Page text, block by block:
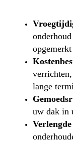
lange
uw dak in